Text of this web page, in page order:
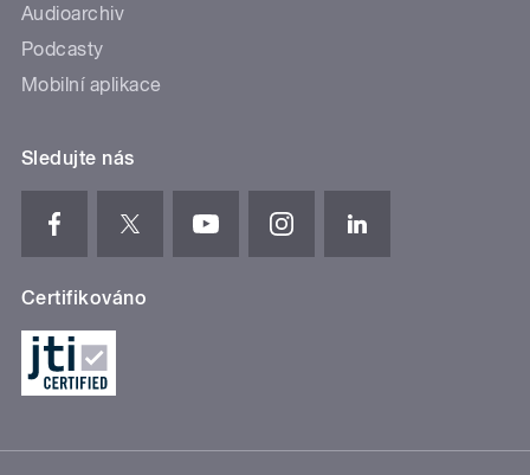
Audioarchiv
Podcasty
Mobilní aplikace
Sledujte nás
Certifikováno